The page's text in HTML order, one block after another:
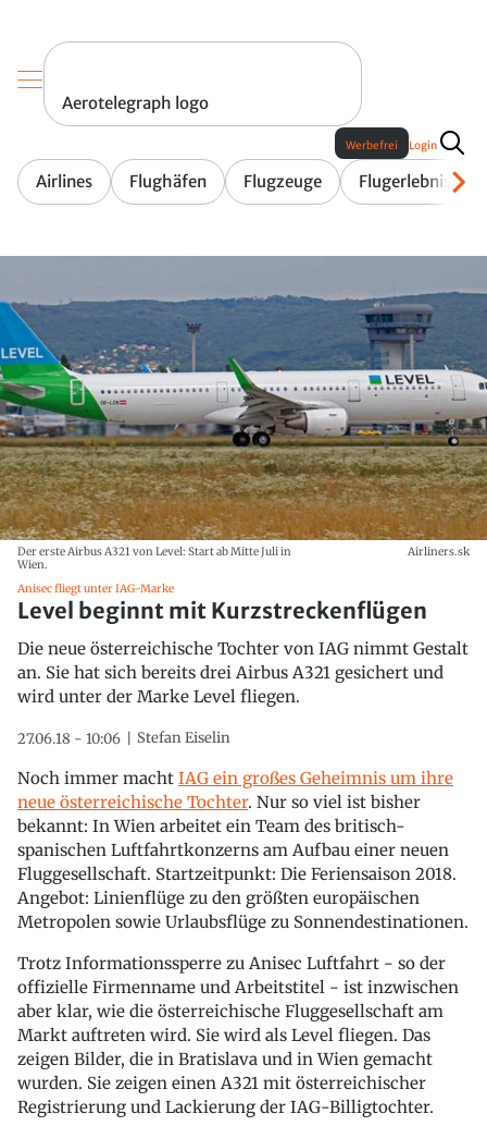
Aerotelegraph logo
Airlines Flughäfen Flugzeuge Flugerlebnis
Werbefrei Login
Der erste Airbus A321 von Level: Start ab Mitte Juli in
Wien.
Airliners.sk
Anisec fliegt unter IAG-Marke
Level beginnt mit Kurzstreckenflügen
Die neue österreichische Tochter von IAG nimmt Gestalt
an. Sie hat sich bereits drei Airbus A321 gesichert und
wird unter der Marke Level fliegen.
27.06.18 - 10:06 Stefan Eiselin
Noch immer macht IAG ein großes Geheimnis um ihre
neue österreichische Tochter. Nur so viel ist bisher
bekannt: In Wien arbeitet ein Team des britisch-
spanischen Luftfahrtkonzerns am Aufbau einer neuen
Fluggesellschaft. Startzeitpunkt: Die Feriensaison 2018.
Angebot: Linienflüge zu den größten europäischen
Metropolen sowie Urlaubsflüge zu Sonnendestinationen.
Trotz Informationssperre zu Anisec Luftfahrt - so der
offizielle Firmenname und Arbeitstitel - ist inzwischen
aber klar, wie die österreichische Fluggesellschaft am
Markt auftreten wird. Sie wird als Level fliegen. Das
zeigen Bilder, die in Bratislava und in Wien gemacht
wurden. Sie zeigen einen A321 mit österreichischer
Registrierung und Lackierung der IAG-Billigtochter.